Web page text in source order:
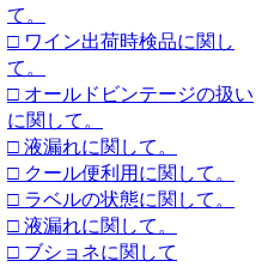
て。
□ ワイン出荷時検品に関し
て。
□ オールドビンテージの扱い
に関して。
□ 液漏れに関して。
□ クール便利用に関して。
□ ラベルの状態に関して。
□ 液漏れに関して。
□ ブショネに関して